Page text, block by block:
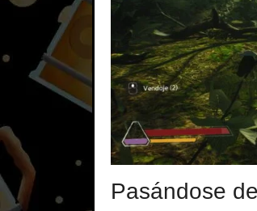
Pasándose